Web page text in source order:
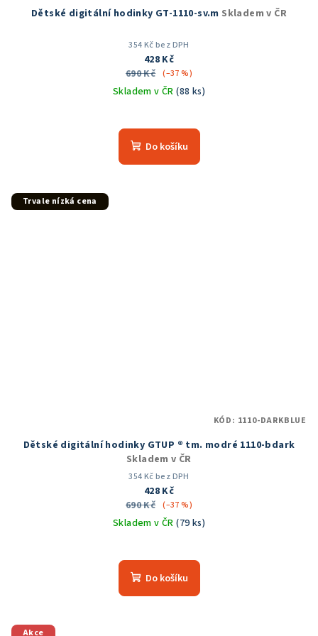
Dětské digitální hodinky GT-1110-sv.m Skladem v ČR
354 Kč bez DPH
428 Kč
690 Kč (–37 %)
Skladem v ČR(88 ks)
hodnocení
produktu
Do košíku
Trvale nízká cena
Dětské digitální hodinky GTUP ® tm. modré 1110-bdark
Skladem v ČR
354 Kč bez DPH
428 Kč
690 Kč (–37 %)
Skladem v ČR(79 ks)
Do košíku
KÓD: 1110-DARKBLUE
Akce